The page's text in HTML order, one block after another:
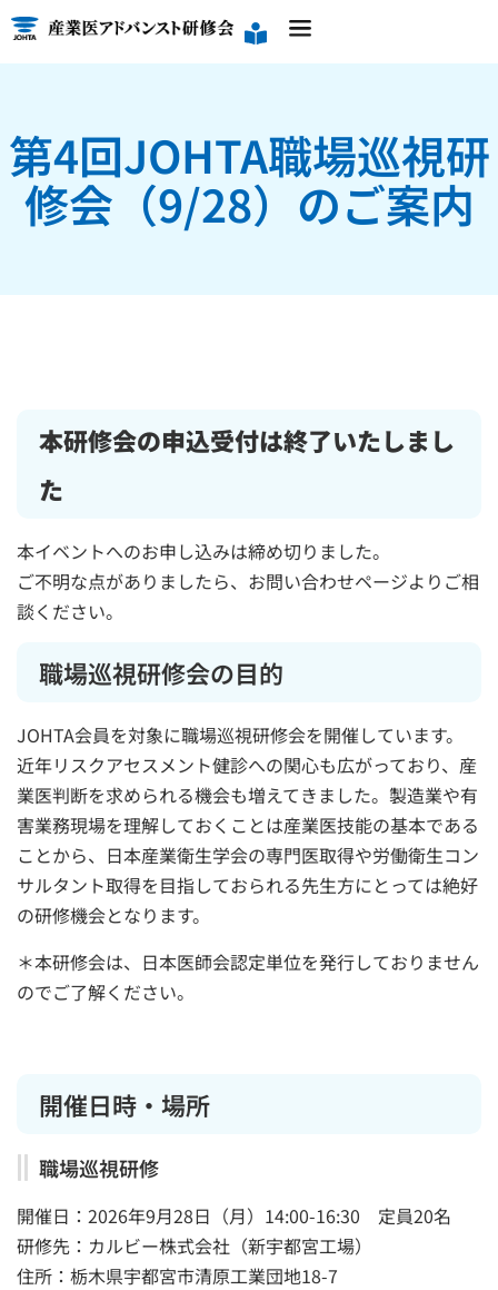
第4回JOHTA職場巡視研
修会（9/28）のご案内
本研修会の申込受付は終了いたしまし
た
本イベントへのお申し込みは締め切りました。
ご不明な点がありましたら、お問い合わせページよりご相
談ください。
職場巡視研修会の目的
JOHTA会員を対象に職場巡視研修会を開催しています。
近年リスクアセスメント健診への関心も広がっており、産
業医判断を求められる機会も増えてきました。製造業や有
害業務現場を理解しておくことは産業医技能の基本である
ことから、日本産業衛生学会の専門医取得や労働衛生コン
サルタント取得を目指しておられる先生方にとっては絶好
の研修機会となります。
＊本研修会は、日本医師会認定単位を発行しておりません
のでご了解ください。
開催日時・場所
職場巡視研修
開催日：2026年9月28日（月）14:00-16:30 定員20名
研修先：カルビー株式会社（新宇都宮工場）
住所：栃木県宇都宮市清原工業団地18-7